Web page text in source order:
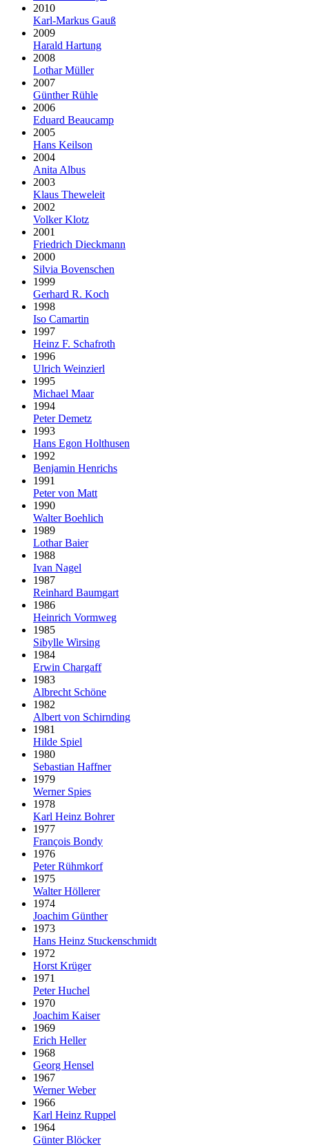
2010
Karl-Markus Gauß
2009
Harald Hartung
2008
Lothar Müller
2007
Günther Rühle
2006
Eduard Beaucamp
2005
Hans Keilson
2004
Anita Albus
2003
Klaus Theweleit
2002
Volker Klotz
2001
Friedrich Dieckmann
2000
Silvia Bovenschen
1999
Gerhard R. Koch
1998
Iso Camartin
1997
Heinz F. Schafroth
1996
Ulrich Weinzierl
1995
Michael Maar
1994
Peter Demetz
1993
Hans Egon Holthusen
1992
Benjamin Henrichs
1991
Peter von Matt
1990
Walter Boehlich
1989
Lothar Baier
1988
Ivan Nagel
1987
Reinhard Baumgart
1986
Heinrich Vormweg
1985
Sibylle Wirsing
1984
Erwin Chargaff
1983
Albrecht Schöne
1982
Albert von Schirnding
1981
Hilde Spiel
1980
Sebastian Haffner
1979
Werner Spies
1978
Karl Heinz Bohrer
1977
François Bondy
1976
Peter Rühmkorf
1975
Walter Höllerer
1974
Joachim Günther
1973
Hans Heinz Stuckenschmidt
1972
Horst Krüger
1971
Peter Huchel
1970
Joachim Kaiser
1969
Erich Heller
1968
Georg Hensel
1967
Werner Weber
1966
Karl Heinz Ruppel
1964
Günter Blöcker